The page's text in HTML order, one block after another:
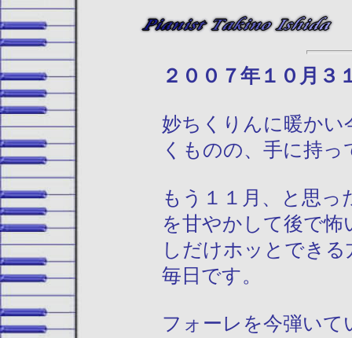
２００７年１
妙ちくりんに暖かい
くものの、手に持
もう１１月、と思
を甘やかして後で
しだけホッとでき
毎日です。
フォーレを今弾いて